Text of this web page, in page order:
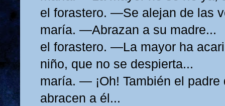
el forastero. —Se alejan de las
maría. —Abrazan a su madre...
el forastero. —La mayor ha
niño, que no se despierta...
maría. — ¡Oh! También el padre
abracen a él...